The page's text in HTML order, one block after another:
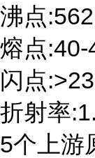
沸点
熔点:40-
闪点
折射率
5个上游